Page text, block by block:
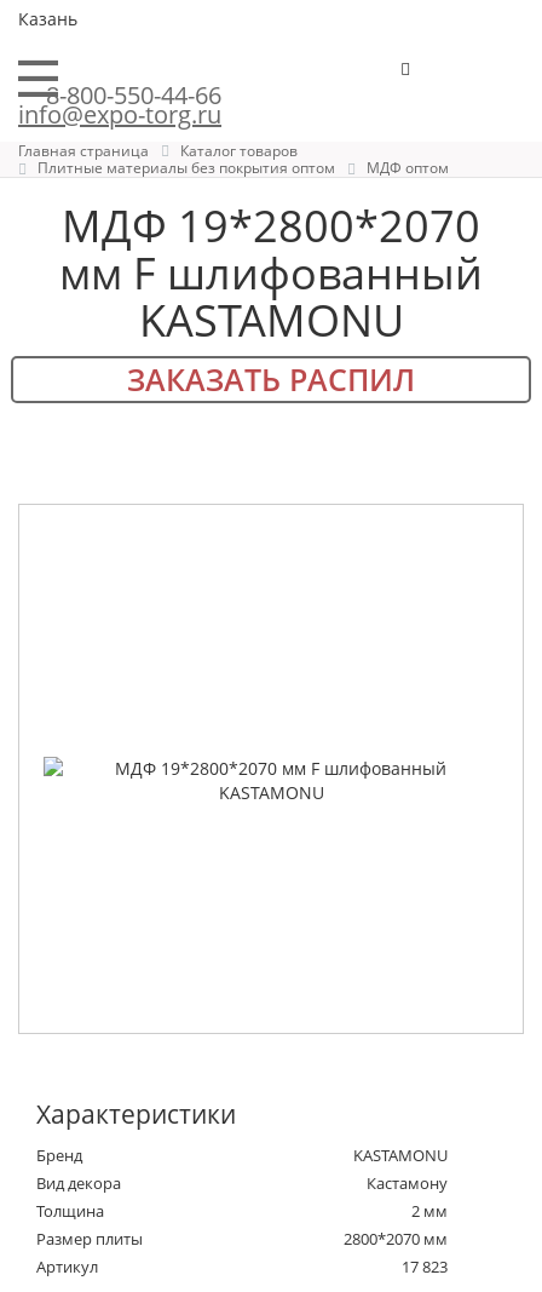
Казань
8-800-550-44-66
info@expo-torg.ru
Главная страница
Каталог товаров
Плитные материалы без покрытия оптом
МДФ оптом
МДФ 19*2800*2070
мм F шлифованный
KASTAMONU
ЗАКАЗАТЬ РАСПИЛ
Характеристики
Бренд
KASTAMONU
Вид декора
Кастамону
Толщина
2 мм
Размер плиты
2800*2070 мм
Артикул
17 823